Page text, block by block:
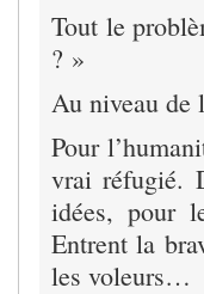
Tout le
? »
Au niveau de
Pour
vrai réfugié.
idées, pour
Entrent la
les voleurs…